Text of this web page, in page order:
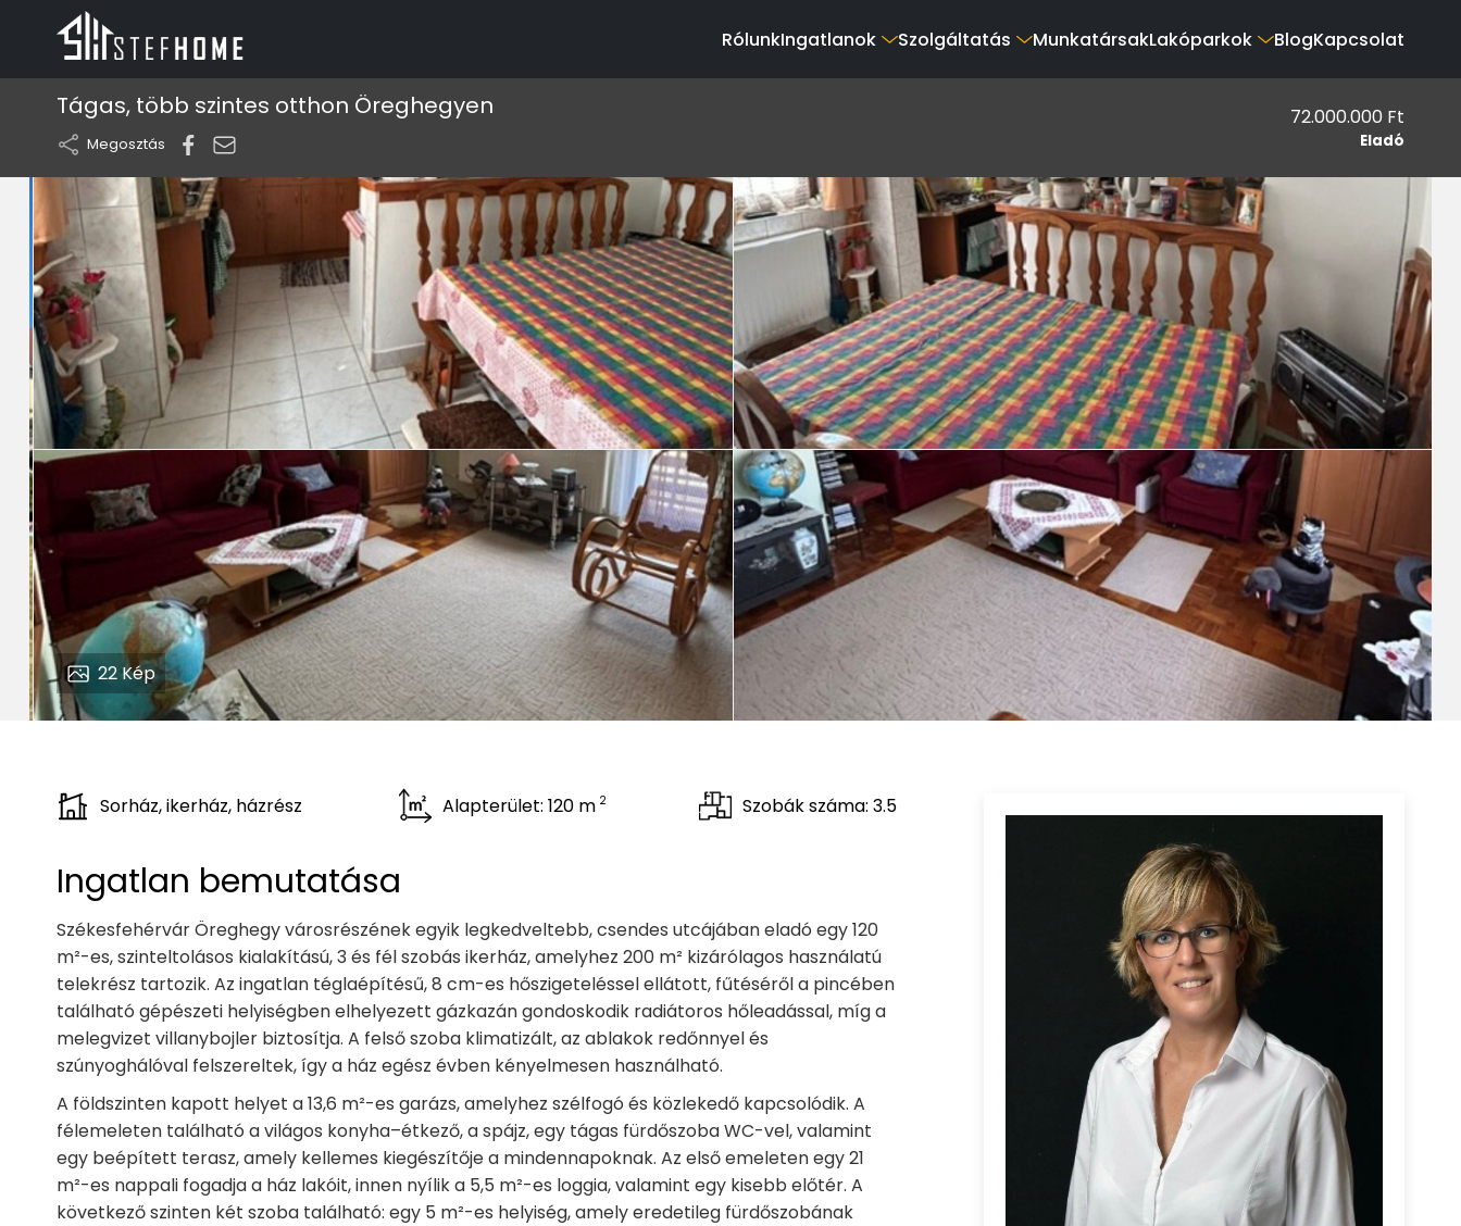
RólunkIngatlanok Szolgáltatás MunkatársakLakóparkok BlogKapcsolat
Tágas, több szintes otthon Öreghegyen
Megosztás
72.000.000 Ft
Eladó
22Kép
Sorház, ikerház, házrész Alapterület: 120 m 2 Szobák száma: 3.5
Ingatlan bemutatása
Székesfehérvár Öreghegy városrészének egyik legkedveltebb, csendes utcájában eladó egy 120
m²-es, szinteltolásos kialakítású, 3 és fél szobás ikerház, amelyhez 200 m² kizárólagos használatú
telekrész tartozik. Az ingatlan téglaépítésű, 8 cm-es hőszigeteléssel ellátott, fűtéséről a pincében
található gépészeti helyiségben elhelyezett gázkazán gondoskodik radiátoros hőleadással, míg a
melegvizet villanybojler biztosítja. A felső szoba klimatizált, az ablakok redőnnyel és
szúnyoghálóval felszereltek, így a ház egész évben kényelmesen használható.
A földszinten kapott helyet a 13,6 m²-es garázs, amelyhez szélfogó és közlekedő kapcsolódik. A
félemeleten található a világos konyha–étkező, a spájz, egy tágas fürdőszoba WC-vel, valamint
egy beépített terasz, amely kellemes kiegészítője a mindennapoknak. Az első emeleten egy 21
m²-es nappali fogadja a ház lakóit, innen nyílik a 5,5 m²-es loggia, valamint egy kisebb előtér. A
következő szinten két szoba található: egy 5 m²-es helyiség, amely eredetileg fürdőszobának